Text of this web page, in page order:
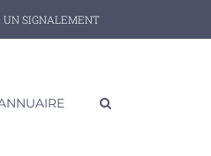
UN SIGNALEMENT